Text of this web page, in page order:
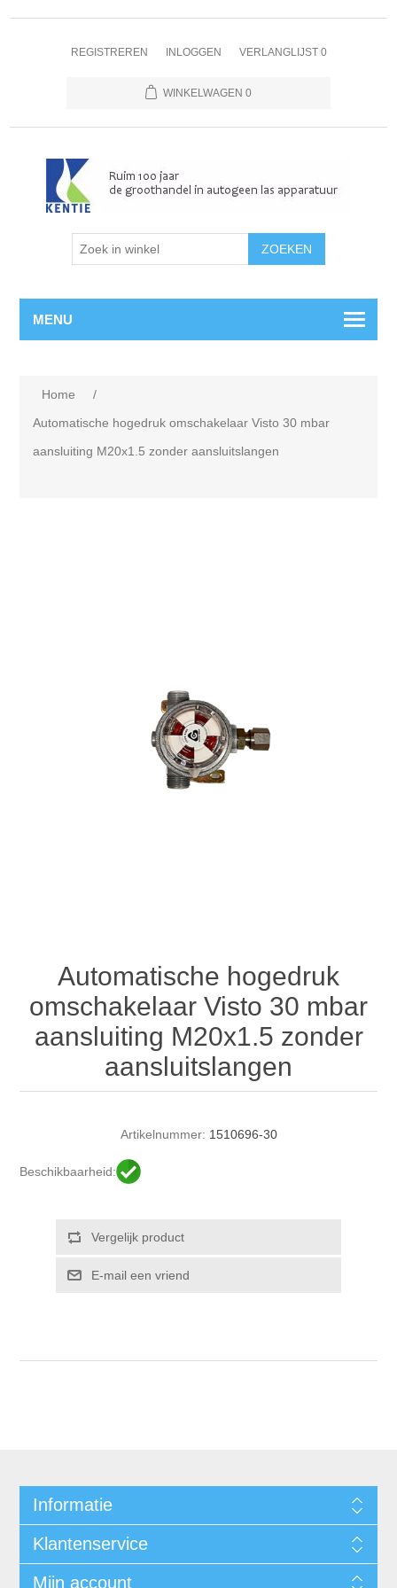
REGISTREREN INLOGGEN VERLANGLIJST 0
WINKELWAGEN 0
MENU
Home
/
Automatische hogedruk omschakelaar Visto 30 mbar
aansluiting M20x1.5 zonder aansluitslangen
Automatische hogedruk
omschakelaar Visto 30 mbar
aansluiting M20x1.5 zonder
aansluitslangen
Artikelnummer: 1510696-30
Beschikbaarheid:
Informatie
Klantenservice
Mijn account